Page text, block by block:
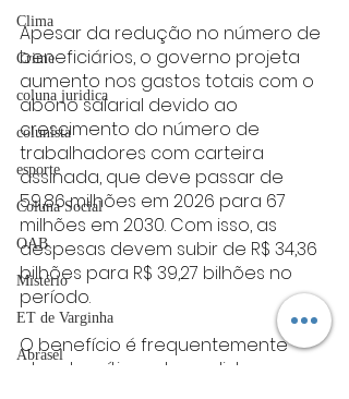
Clima
Crime
coluna juridica
colunista
esporte
Coluna Social
OAB
Mistério
ET de Varginha
Abrasel
Apesar da redução no número de
beneficiários, o governo projeta
aumento nos gastos totais com o
abono salarial devido ao
crescimento do número de
trabalhadores com carteira
assinada, que deve passar de
59,86 milhões em 2026 para 67
milhões em 2030. Com isso, as
despesas devem subir de R$ 34,36
bilhões para R$ 39,27 bilhões no
período.
O benefício é frequentemente
alvo de críticas de analistas.